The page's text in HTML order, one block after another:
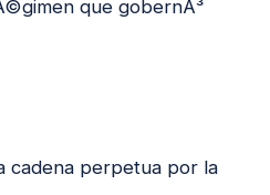
que gobernÃ³
cadena perpetua por la